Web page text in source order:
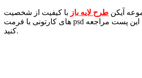
آیکن طرح لایه باز با کیفیت از شخصیت
های کارتونی با فرمت psd باید به ادامه مطلب این پست مراجعه
کنید.